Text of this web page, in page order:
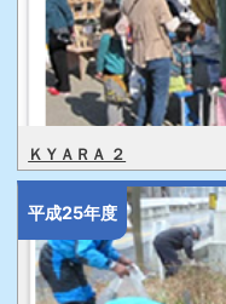
ＫＹＡＲＡ ２
平成25年度